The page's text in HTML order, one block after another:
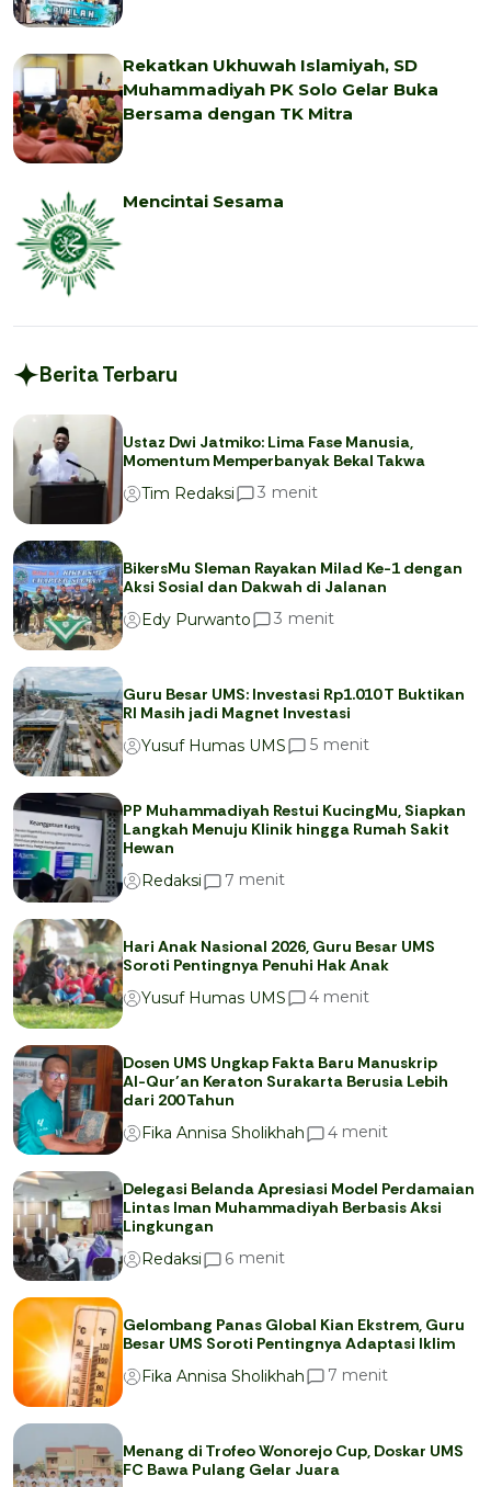
Rekatkan Ukhuwah Islamiyah, SD
Muhammadiyah PK Solo Gelar Buka
Bersama dengan TK Mitra
Mencintai Sesama
Berita Terbaru
Ustaz Dwi Jatmiko: Lima Fase Manusia,
Momentum Memperbanyak Bekal Takwa
Tim Redaksi
3 menit
BikersMu Sleman Rayakan Milad Ke-1 dengan
Aksi Sosial dan Dakwah di Jalanan
Edy Purwanto
3 menit
Guru Besar UMS: Investasi Rp1.010 T Buktikan
RI Masih jadi Magnet Investasi
Yusuf Humas UMS
5 menit
PP Muhammadiyah Restui KucingMu, Siapkan
Langkah Menuju Klinik hingga Rumah Sakit
Hewan
Redaksi
7 menit
Hari Anak Nasional 2026, Guru Besar UMS
Soroti Pentingnya Penuhi Hak Anak
Yusuf Humas UMS
4 menit
Dosen UMS Ungkap Fakta Baru Manuskrip
Al-Qur’an Keraton Surakarta Berusia Lebih
dari 200 Tahun
Fika Annisa Sholikhah
4 menit
Delegasi Belanda Apresiasi Model Perdamaian
Lintas Iman Muhammadiyah Berbasis Aksi
Lingkungan
Redaksi
6 menit
Gelombang Panas Global Kian Ekstrem, Guru
Besar UMS Soroti Pentingnya Adaptasi Iklim
Fika Annisa Sholikhah
7 menit
Menang di Trofeo Wonorejo Cup, Doskar UMS
FC Bawa Pulang Gelar Juara